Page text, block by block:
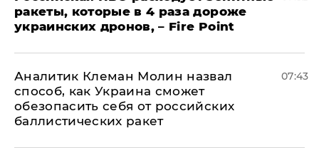
ракеты, которые в 4 раза дороже
украинских дронов, – Fire Point
Аналитик Клеман Молин назвал
способ, как Украина сможет
обезопасить себя от российских
баллистических ракет
07:43